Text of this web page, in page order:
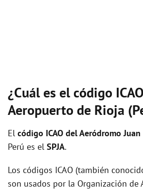
¿Cuál es el código
Aeropuerto de Rioja
El código ICAO delAeródromo Juan
Perú es el SPJA.
Los códigos ICAO (también
son usados por la Organización de